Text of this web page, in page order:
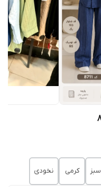
سبز کرمی نخودی